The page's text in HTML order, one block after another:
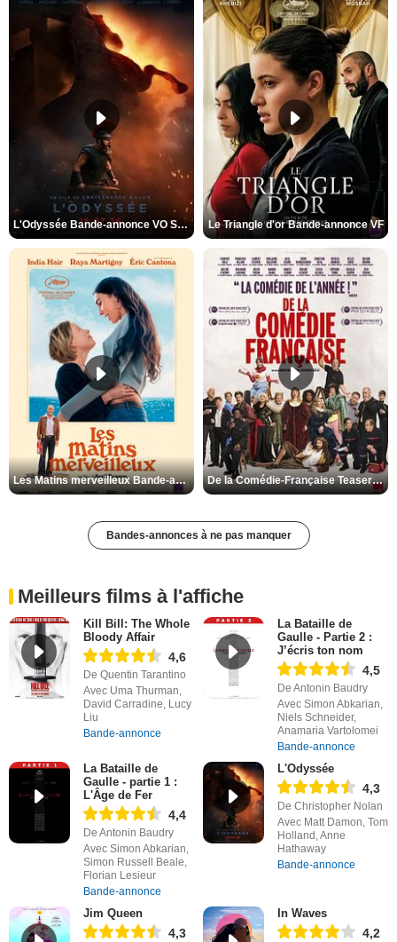
L'Odyssée Bande-annonce VO STFR Le Triangle d'or Bande-annonce VF
Les Matins merveilleux Bande-annonce VF De la Comédie-Française Teaser VF
Bandes-annonces à ne pas manquer
Meilleurs films à l'affiche
Kill Bill: The Whole
Bloody Affair
4,6
De Quentin Tarantino
Avec Uma Thurman,
David Carradine, Lucy
Liu
Bande-annonce
La Bataille de
Gaulle - Partie 2 :
J’écris ton nom
4,5
De Antonin Baudry
Avec Simon Abkarian,
Niels Schneider,
Anamaria Vartolomei
Bande-annonce
La Bataille de
Gaulle - partie 1 :
L'Âge de Fer
4,4
De Antonin Baudry
Avec Simon Abkarian,
Simon Russell Beale,
Florian Lesieur
Bande-annonce
L'Odyssée
4,3
De Christopher Nolan
Avec Matt Damon, Tom
Holland, Anne
Hathaway
Bande-annonce
Jim Queen
4,3
In Waves
4,2